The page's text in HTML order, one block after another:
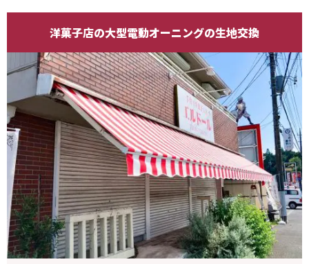
洋菓子店の大型電動オーニングの生地交換